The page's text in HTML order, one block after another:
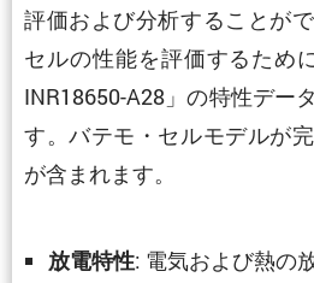
評価および分析することが
セルの性能を評価するため
INR18650-A28」の特性デー
す。バテモ・セルモデルが
が含まれます。
放電特性: 電気および熱の